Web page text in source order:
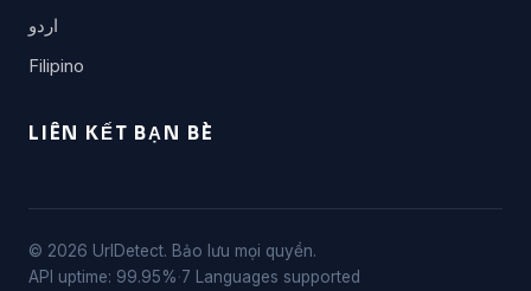
اردو
Filipino
LIÊN KẾT BẠN BÈ
© 2026 UrlDetect. Bảo lưu mọi quyền.
API uptime: 99.95%·7 Languages supported